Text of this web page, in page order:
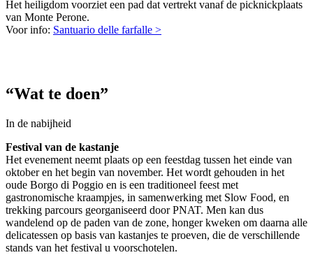
Het heiligdom voorziet een pad dat vertrekt vanaf de picknickplaats
van Monte Perone.
Voor info: Santuario delle farfalle >
“Wat te doen”
In de nabijheid
Festival van de kastanje
Het evenement neemt plaats op een feestdag tussen het einde van
oktober en het begin van november. Het wordt gehouden in het
oude Borgo di Poggio en is een traditioneel feest met
gastronomische kraampjes, in samenwerking met Slow Food, en
trekking parcours georganiseerd door PNAT. Men kan dus
wandelend op de paden van de zone, honger kweken om daarna alle
delicatessen op basis van kastanjes te proeven, die de verschillende
stands van het festival u voorschotelen.